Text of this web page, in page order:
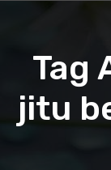
Tag
jitu